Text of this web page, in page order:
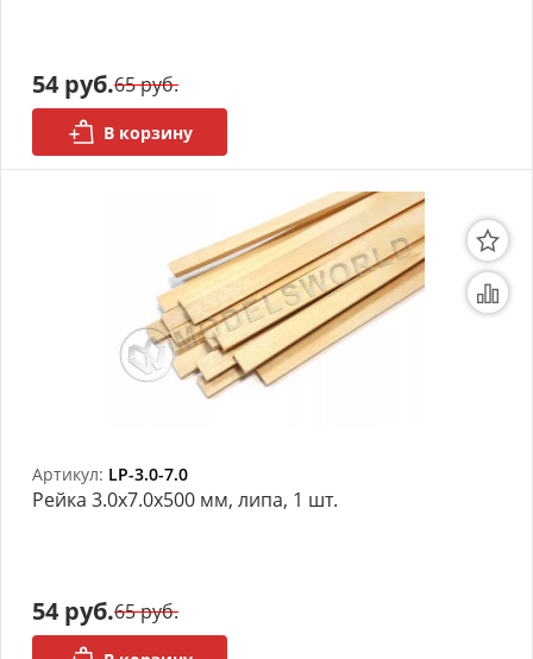
54 руб.65 руб.
В корзину
Артикул: LP-3.0-7.0
Рейка 3.0х7.0x500 мм, липа, 1 шт.
54 руб.65 руб.